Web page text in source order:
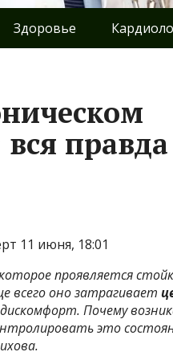
Здоровье
правда
11 июня, 18:01
проявляется
всего оно затрагивает
Почему
это